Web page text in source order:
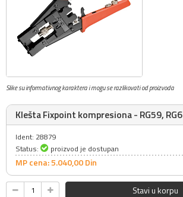
Slike su informativnog karaktera i mogu se razlikovati od proizvoda
Klešta Fixpoint kompresiona - RG59, RG6
Ident: 28879
Status:
proizvod je dostupan
MP cena: 5.040,00Din
Stavi u korpu